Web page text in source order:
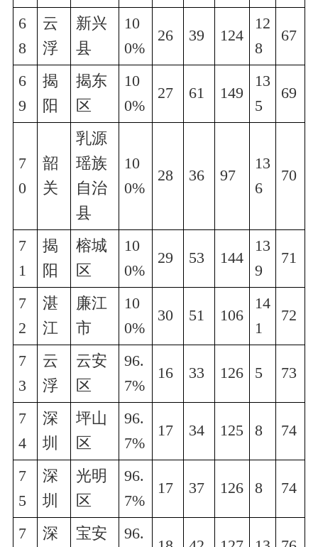
6
8
云
浮
新兴
县
10
0%
26 39 124
12
8
67
6
9
揭
阳
揭东
区
10
0%
27 61 149
13
5
69
7
0
韶
关
乳源
瑶族
自治
县
10
0%
28 36 97
13
6
70
7
1
揭
阳
榕城
区
10
0%
29 53 144
13
9
71
7
2
湛
江
廉江
市
10
0%
30 51 106
14
1
72
7
3
云
浮
云安
区
96.
7%
16 33 126 5 73
7
4
深
圳
坪山
区
96.
7%
17 34 125 8 74
7
5
深
圳
光明
区
96.
7%
17 37 126 8 74
7
深
宝安
96.